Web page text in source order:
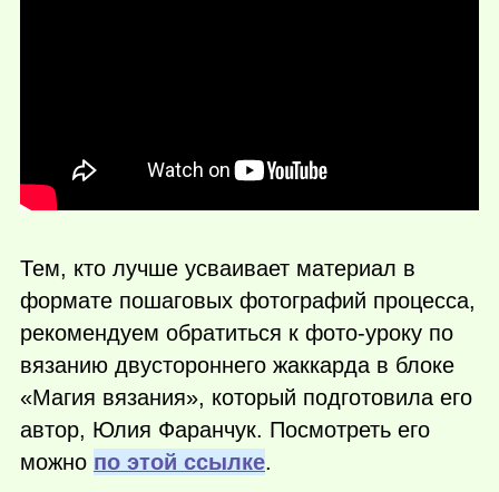
Тем, кто лучше усваивает материал в
формате пошаговых фотографий процесса,
рекомендуем обратиться к фото-уроку по
вязанию двустороннего жаккарда в блоке
«Магия вязания», который подготовила его
автор, Юлия Фаранчук. Посмотреть его
можно по этой ссылке.